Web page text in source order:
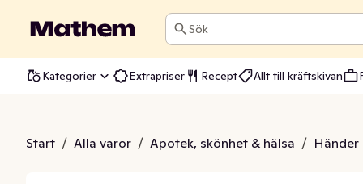
Sök
Kategorier Extrapriser Recept Allt till kräftskivan
Start / Alla varor / Apotek, skönhet & hälsa /
Bretagne Green Apple